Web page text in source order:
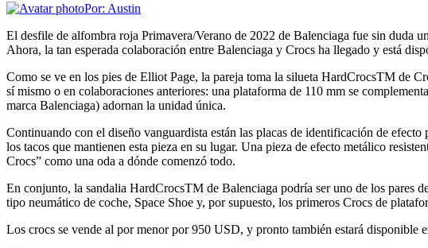
Por: Austin
El desfile de alfombra roja Primavera/Verano de 2022 de Balenciaga fue sin duda
Ahora, la tan esperada colaboración entre Balenciaga y Crocs ha llegado y está
Como se ve en los pies de Elliot Page, la pareja toma la silueta HardCrocsTM de
sí mismo o en colaboraciones anteriores: una plataforma de 110 mm se
marca Balenciaga) adornan la unidad única.
Continuando con el diseño vanguardista están las placas de identificación de
los tacos que mantienen esta pieza en su lugar. Una pieza de efecto metálico
Crocs” como una oda a dónde comenzó todo.
En conjunto, la sandalia HardCrocsTM de Balenciaga podría ser uno de los pares
tipo neumático de coche, Space Shoe y, por supuesto, los primeros Crocs de
Los crocs se vende al por menor por 950 USD, y pronto también estará disponible